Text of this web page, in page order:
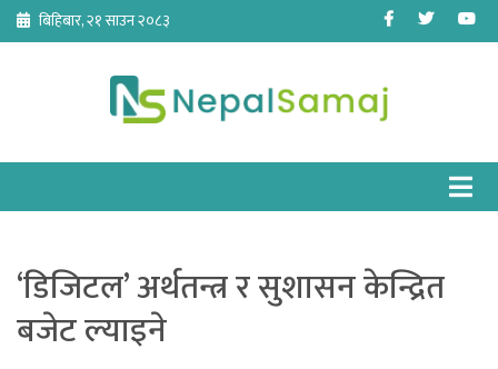
Skip
content
बिहिबार, २१ साउन २०८३ Facebook
Twitter
‘डिजिटल’ अर्थतन्त्र र सुशासन केन्द्रित
बजेट ल्याइने